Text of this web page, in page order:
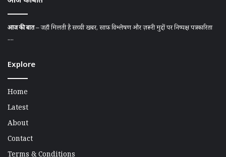
आज की बात– जहाँ मिलती है सच्ची खबर, साफ़ विश्लेषण और ज़रूरी मुद्दों पर निष्पक्ष पत्रकारिता
....
Explore
Home
Latest
About
Contact